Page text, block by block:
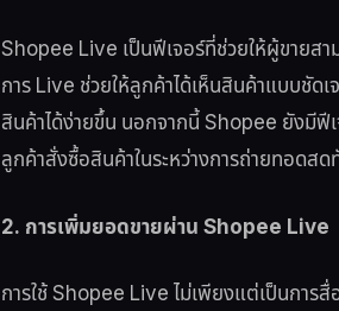
Shopee Live เป็นฟีเจอร์ที่ช่วยให้ผู้ขายส
การ Live ช่วยให้ลูกค้าได้เห็นสินค้าแบบชัด
สินค้าได้ง่ายขึ้น นอกจากนี้ Shopee ยังมีฟีเ
ลูกค้าสั่งซื้อสินค้าในระหว่างการถ่ายทอดสด
2. การเพิ่มยอดขายผ่าน Shopee Live
การใช้ Shopee Live ไม่เพียงแต่เป็นการ